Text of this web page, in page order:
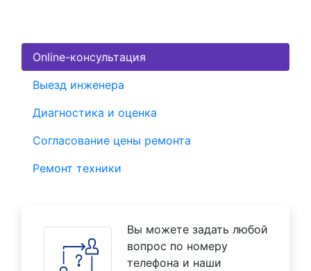
Online-консультация
Выезд инженера
Диагностика и оценка
Согласование цены ремонта
Ремонт техники
Вы можете задать любой
вопрос по номеру
телефона и наши